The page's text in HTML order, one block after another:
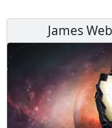
James